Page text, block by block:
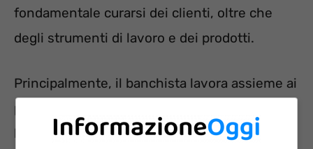
fondamentale curarsi dei clienti, oltre che
degli strumenti di lavoro e dei prodotti.
Principalmente, il banchista lavora assieme ai
pizzaioli occupandosi della lavorazione di
base. Inoltre, è sua responsabilità